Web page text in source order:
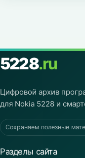
5228.ru
Цифровой архив
для Nokia 5228 и
Сохраняем полезные
Разделы сайта